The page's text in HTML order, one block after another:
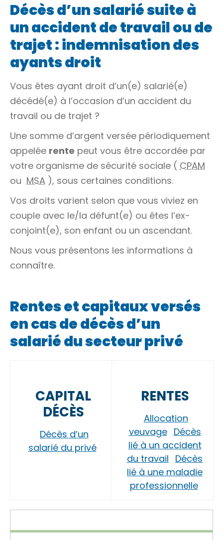
Décès d’un salarié suite à
un accident de travail ou de
trajet : indemnisation des
ayants droit
Vous êtes ayant droit d’un(e) salarié(e)
décédé(e) à l’occasion d’un accident du
travail ou de trajet ?
Une somme d’argent versée périodiquement
appelée rente peut vous être accordée par
votre organisme de sécurité sociale ( CPAM
ou MSA ), sous certaines conditions.
Vos droits varient selon que vous viviez en
couple avec le/la défunt(e) ou êtes l’ex-
conjoint(e), son enfant ou un ascendant.
Nous vous présentons les informations à
connaître.
Rentes et capitaux versés
en cas de décès d’un
salarié du secteur privé
CAPITAL
DÉCÈS
Décès d’un
salarié du privé
RENTES
Allocation
veuvage Décès
lié à un accident
du travail Décès
lié à une maladie
professionnelle